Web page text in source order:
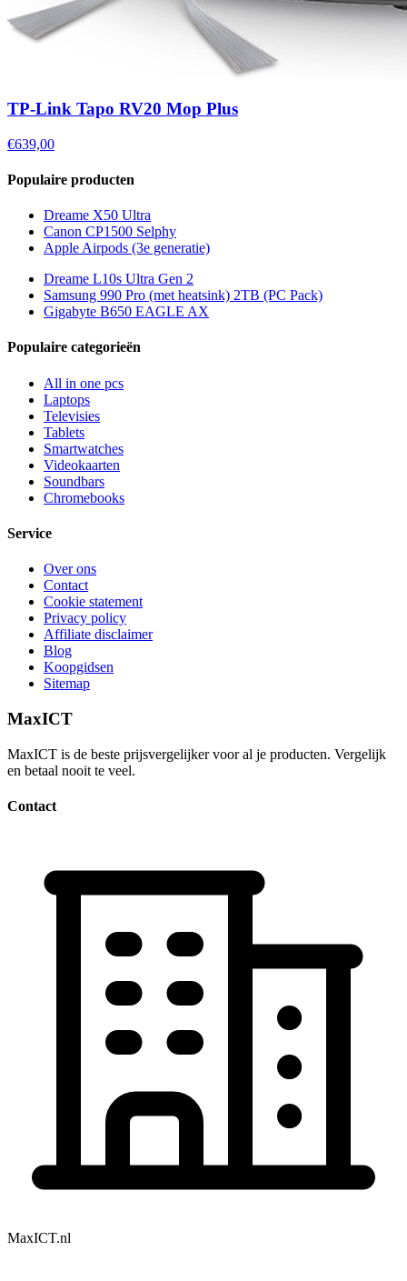
TP-Link Tapo RV20 Mop Plus
€639,00
Populaire producten
Dreame X50 Ultra
Canon CP1500 Selphy
Apple Airpods (3e generatie)
Dreame L10s Ultra Gen 2
Samsung 990 Pro (met heatsink) 2TB (PC Pack)
Gigabyte B650 EAGLE AX
Populaire categorieën
All in one pcs
Laptops
Televisies
Tablets
Smartwatches
Videokaarten
Soundbars
Chromebooks
Service
Over ons
Contact
Cookie statement
Privacy policy
Affiliate disclaimer
Blog
Koopgidsen
Sitemap
MaxICT
MaxICT is de beste prijsvergelijker voor al je producten. Vergelijk
en betaal nooit te veel.
Contact
MaxICT.nl